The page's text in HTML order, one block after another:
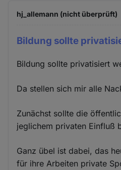
hj_allemann (nicht überprüft)
Bildung sollte
Bildung sollte privatisiert
Da stellen sich mir alle
Zunächst sollte die
jeglichem privaten Einfluß
Ganz übel ist dabei, das
für ihre Arbeiten private